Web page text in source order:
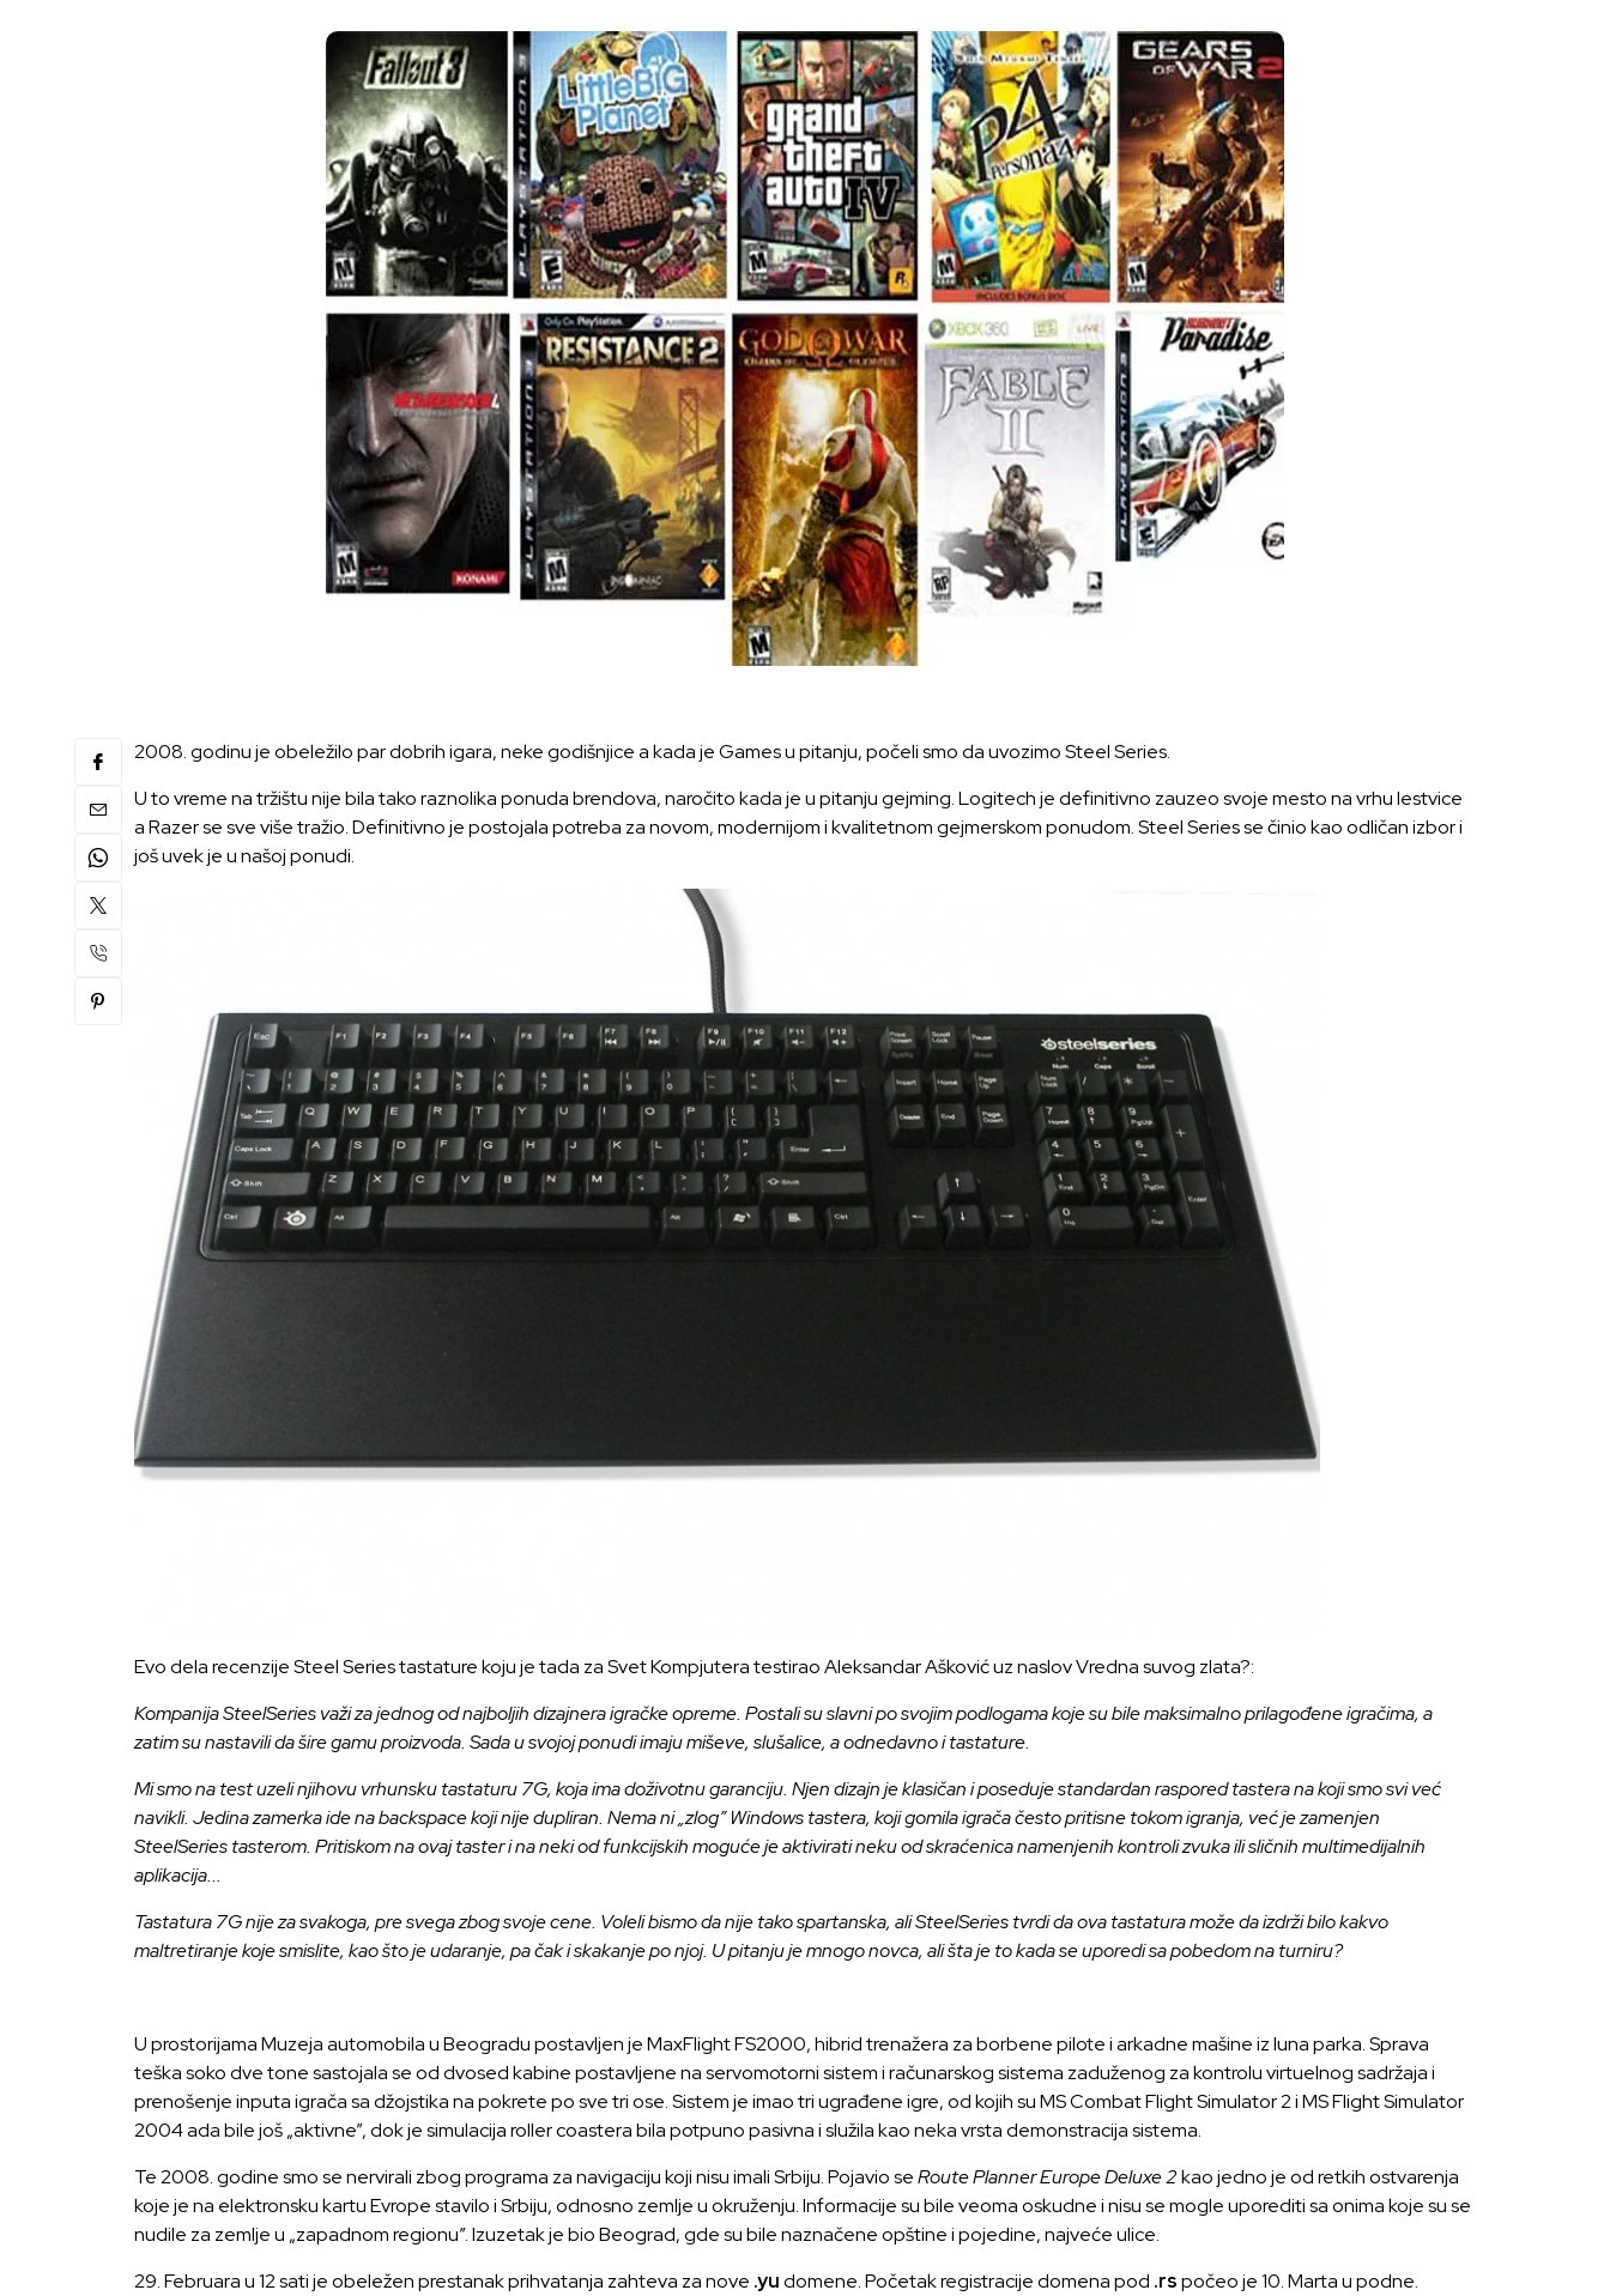
2008. godinu je obeležilo par dobrih igara, neke godišnjice a kada je Games u pitanju, počeli smo da uvozimo Steel Series.
U to vreme na tržištu nije bila tako raznolika ponuda brendova, naročito kada je u pitanju gejming. Logitech je definitivno zauzeo svoje mesto na vrhu lestvice
a Razer se sve više tražio. Definitivno je postojala potreba za novom, modernijom i kvalitetnom gejmerskom ponudom. Steel Series se činio kao odličan izbor i
još uvek je u našoj ponudi.
Evo dela recenzije Steel Series tastature koju je tada za Svet Kompjutera testirao Aleksandar Ašković uz naslovVredna suvog zlata?:
Kompanija SteelSeries važi za jednog od najboljih dizajnera igračke opreme. Postali su slavni po svojim podlogama koje su bile maksimalno prilagođene igračima, a
zatim su nastavili da šire gamu proizvoda. Sada u svojoj ponudi imaju miševe, slušalice, a odnedavno i tastature.
Mi smo na test uzeli njihovu vrhunsku tastaturu 7G, koja ima doživotnu garanciju. Njen dizajn je klasičan i poseduje standardan raspored tastera na koji smo svi već
navikli. Jedina zamerka ide na backspace koji nije dupliran. Nema ni „zlog” Windows tastera, koji gomila igrača često pritisne tokom igranja, već je zamenjen
SteelSeries tasterom. Pritiskom na ovaj taster i na neki od funkcijskih moguće je aktivirati neku od skraćenica namenjenih kontroli zvuka ili sličnih multimedijalnih
aplikacija...
Tastatura 7G nije za svakoga, pre svega zbog svoje cene. Voleli bismo da nije tako spartanska, ali SteelSeries tvrdi da ova tastatura može da izdrži bilo kakvo
maltretiranje koje smislite, kao što je udaranje, pa čak i skakanje po njoj. U pitanju je mnogo novca, ali šta je to kada se uporedi sa pobedom na turniru?
U prostorijama Muzeja automobila u Beogradu postavljen je MaxFlight FS2000, hibrid trenažera za borbene pilote i arkadne mašine iz luna parka. Sprava
teška soko dve tone sastojala se od dvosed kabine postavljene na servomotorni sistem i računarskog sistema zaduženog za kontrolu virtuelnog sadržaja i
prenošenje inputa igrača sa džojstika na pokrete po sve tri ose. Sistem je imao tri ugrađene igre, od kojih su MS Combat Flight Simulator 2 i MS Flight Simulator
2004 ada bile još „aktivne”, dok je simulacija roller coastera bila potpuno pasivna i služila kao neka vrsta demonstracija sistema.
Te 2008. godine smo se nervirali zbog programa za navigaciju koji nisu imali Srbiju. Pojavio seRoute Planner Europe Deluxe 2kao jedno je od retkih ostvarenja
koje je na elektronsku kartu Evrope stavilo i Srbiju, odnosno zemlje u okruženju. Informacije su bile veoma oskudne i nisu se mogle uporediti sa onima koje su se
nudile za zemlje u „zapadnom regionu”. Izuzetak je bio Beograd, gde su bile naznačene opštine i pojedine, najveće ulice.
29. Februara u 12 sati je obeležen prestanak prihvatanja zahteva za nove .yudomene. Početak registracije domena pod .rspočeo je 10. Marta u podne.